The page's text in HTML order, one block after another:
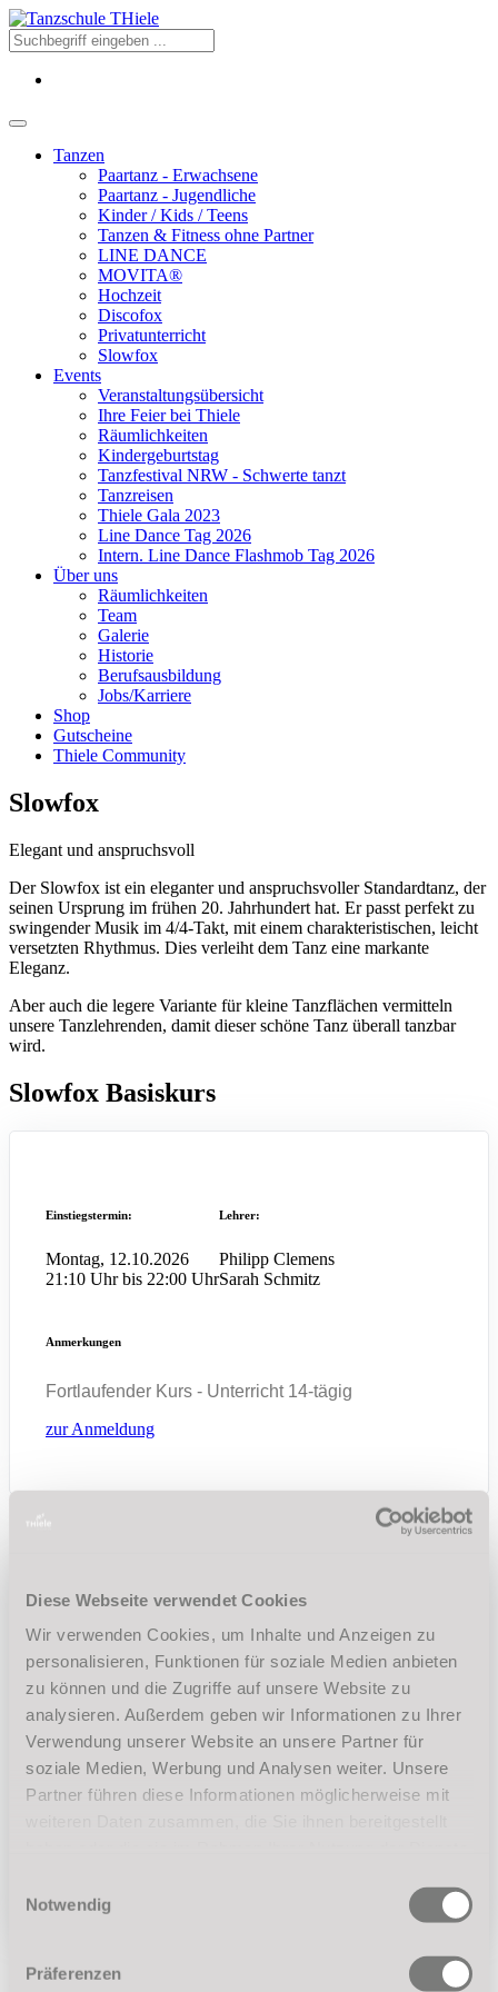
Diese Webseite verwendet Cookies
Wir verwenden Cookies, um Inhalte und Anzeigen zu
personalisieren, Funktionen für soziale Medien anbieten
zu können und die Zugriffe auf unsere Website zu
analysieren. Außerdem geben wir Informationen zu Ihrer
Verwendung unserer Website an unsere Partner für
soziale Medien, Werbung und Analysen weiter. Unsere
Partner führen diese Informationen möglicherweise mit
Notwendig
Präferenzen
Tanzen
Paartanz - Erwachsene
Paartanz - Jugendliche
Kinder / Kids / Teens
Tanzen & Fitness ohne Partner
LINE DANCE
MOVITA®
Hochzeit
Discofox
Privatunterricht
Slowfox
Events
Veranstaltungsübersicht
Ihre Feier bei Thiele
Räumlichkeiten
Kindergeburtstag
Tanzfestival NRW - Schwerte tanzt
Tanzreisen
Thiele Gala 2023
Line Dance Tag 2026
Intern. Line Dance Flashmob Tag 2026
Über uns
Räumlichkeiten
Team
Galerie
Historie
Berufsausbildung
Jobs/Karriere
Shop
Gutscheine
Thiele Community
Slowfox
Elegant und anspruchsvoll
Der Slowfox ist ein eleganter und anspruchsvoller Standardtanz, der
seinen Ursprung im frühen 20. Jahrhundert hat. Er passt perfekt zu
swingender Musik im 4/4-Takt, mit einem charakteristischen, leicht
versetzten Rhythmus. Dies verleiht dem Tanz eine markante
Eleganz.
Aber auch die legere Variante für kleine Tanzflächen vermitteln
unsere Tanzlehrenden, damit dieser schöne Tanz überall tanzbar
wird.
Slowfox Basiskurs
Einstiegstermin:
Montag, 12.10.2026
21:10 Uhr bis 22:00 Uhr
Lehrer:
Philipp Clemens
Sarah Schmitz
Anmerkungen
Fortlaufender Kurs - Unterricht 14-tägig
zur Anmeldung
Slowfox Figurenkurs
Einstiegstermin:
Montag, 07.09.2026
21:10 Uhr bis 22:00 Uhr
Lehrer:
Philipp Clemens
Sarah Schmitz
Sie haben Fragen oder benötigen weitere